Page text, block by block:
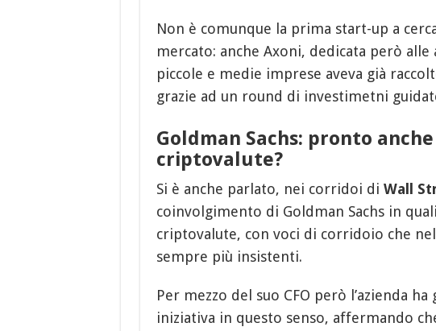
Non è comunque la prima start-up a
mercato: anche Axoni, dedicata però
piccole e medie imprese aveva già
grazie ad un round di investimetni
Goldman Sachs: pronto
criptovalute?
Si è anche parlato, nei corridoi di Wall
coinvolgimento di Goldman Sachs in
criptovalute, con voci di corridoio che
sempre più insistenti.
Per mezzo del suo CFO però l’azienda
iniziativa in questo senso, affermando